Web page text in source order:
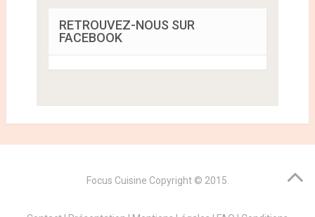
RETROUVEZ-NOUS SUR
FACEBOOK
Focus Cuisine Copyright © 2015.